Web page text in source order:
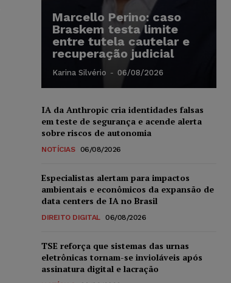
Marcello Perino: caso
Braskem testa limite
entre tutela cautelar e
recuperação judicial
Karina Silvério - 06/08/2026
IA da Anthropic cria identidades falsas
em teste de segurança e acende alerta
sobre riscos de autonomia
NOTÍCIAS 06/08/2026
Especialistas alertam para impactos
ambientais e econômicos da expansão de
data centers de IA no Brasil
DIREITO DIGITAL 06/08/2026
TSE reforça que sistemas das urnas
eletrônicas tornam-se invioláveis após
assinatura digital e lacração